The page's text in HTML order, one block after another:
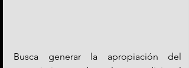
Busca generar la apropiación del